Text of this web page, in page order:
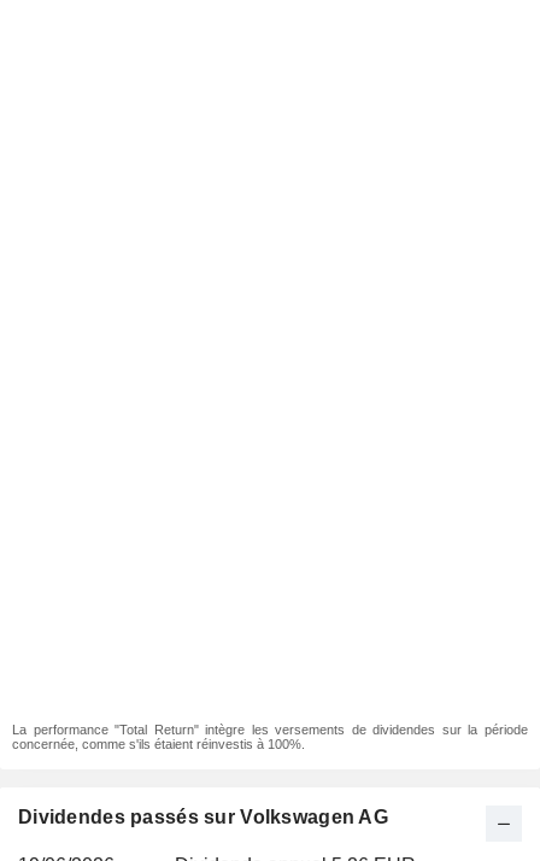
La performance "Total Return" intègre les versements de dividendes sur la période
concernée, comme s'ils étaient réinvestis à 100%.
Dividendes passés sur Volkswagen AG